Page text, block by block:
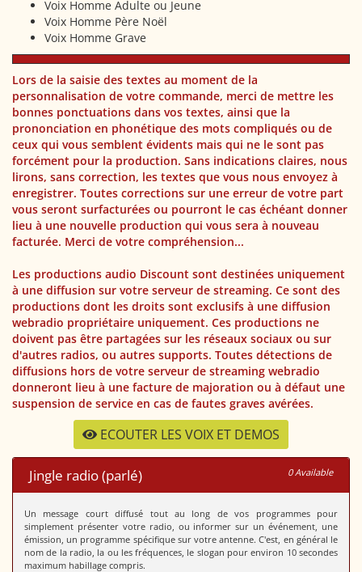
Voix Homme Adulte ou Jeune
Voix Homme Père Noël
Voix Homme Grave
Lors de la saisie des textes au moment de la
personnalisation de votre commande, merci de mettre les
bonnes ponctuations dans vos textes, ainsi que la
prononciation en phonétique des mots compliqués ou de
ceux qui vous semblent évidents mais qui ne le sont pas
forcément pour la production. Sans indications claires, nous
lirons, sans correction, les textes que vous nous envoyez à
enregistrer. Toutes corrections sur une erreur de votre part
vous seront surfacturées ou pourront le cas échéant donner
lieu à une nouvelle production qui vous sera à nouveau
facturée. Merci de votre compréhension...
Les productions audio Discount sont destinées uniquement
à une diffusion sur votre serveur de streaming. Ce sont des
productions dont les droits sont exclusifs à une diffusion
webradio propriétaire uniquement. Ces productions ne
doivent pas être partagées sur les réseaux sociaux ou sur
d'autres radios, ou autres supports. Toutes détections de
diffusions hors de votre serveur de streaming webradio
donneront lieu à une facture de majoration ou à défaut une
suspension de service en cas de fautes graves avérées.
ECOUTER LES VOIX ET DEMOS
Jingle radio (parlé) 0 Available
Un message court diffusé tout au long de vos programmes pour
simplement présenter votre radio, ou informer sur un événement, une
émission, un programme spécifique sur votre antenne. C'est, en général le
nom de la radio, la ou les fréquences, le slogan pour environ 10 secondes
maximum habillage compris.